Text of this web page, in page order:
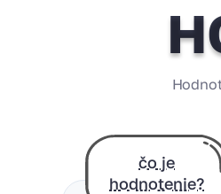
čo je
hodnotenie?